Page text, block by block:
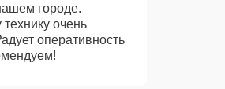
городе.
очень
оперативность